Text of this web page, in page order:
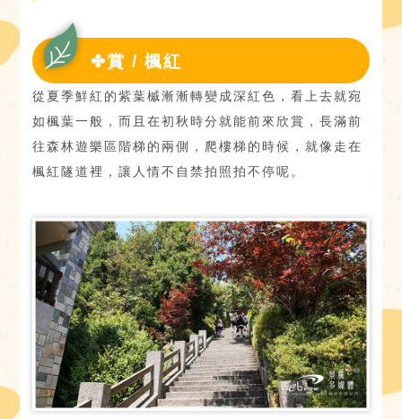
✤賞 / 楓紅
從夏季鮮紅的紫葉槭漸漸轉變成深紅色，看上去就宛
如楓葉一般，而且在初秋時分就能前來欣賞，長滿前
往森林遊樂區階梯的兩側，爬樓梯的時候，就像走在
楓紅隧道裡，讓人情不自禁拍照拍不停呢。